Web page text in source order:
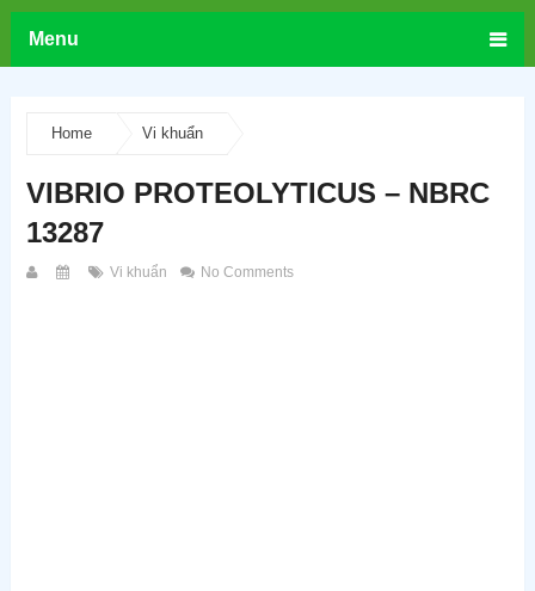
Menu
Home Vi khuẩn
VIBRIO PROTEOLYTICUS – NBRC
13287
Vi khuẩn No Comments